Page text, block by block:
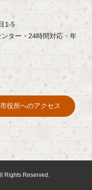
1-5
ター・24時間対応・年
市役所へのアクセス
Rights Reserved.